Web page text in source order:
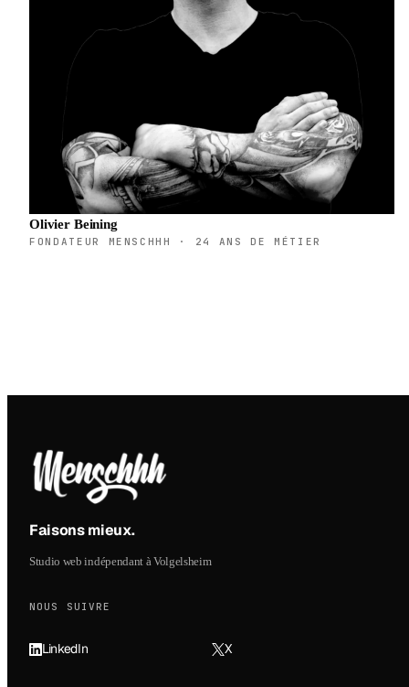
Olivier Beining
FONDATEUR MENSCHHH · 24 ANS DE MÉTIER
Faisons mieux.
Studio web indépendant à Volgelsheim
NOUS SUIVRE
LinkedIn X